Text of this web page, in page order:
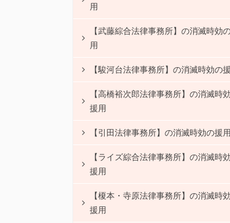
用
【武藤綜合法律事務所】の消滅時効
用
【駿河台法律事務所】の消滅時効の
【高橋裕次郎法律事務所】の消滅時
援用
【引田法律事務所】の消滅時効の援用
【ライズ綜合法律事務所】の消滅時
援用
【榎本・寺原法律事務所】の消滅時
援用